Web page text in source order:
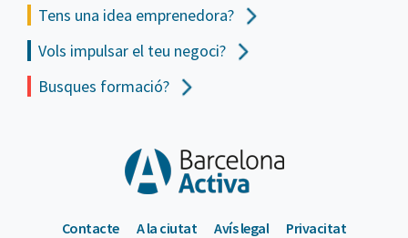
Tens una idea emprenedora?
Vols impulsar el teu negoci?
Busques formació?
Contacte A la ciutat Avís legal Privacitat